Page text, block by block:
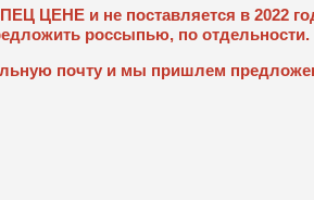
ЦЕНЕ и не поставляется в 2022
россыпью, по отдельности.
почту и мы пришлем